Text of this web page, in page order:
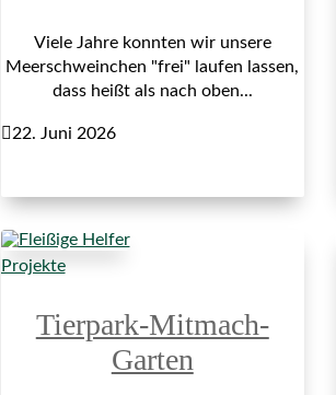
Viele Jahre konnten wir unsere
Meerschweinchen "frei" laufen lassen,
dass heißt als nach oben...
22. Juni 2026
Projekte
Tierpark-Mitmach-
Garten